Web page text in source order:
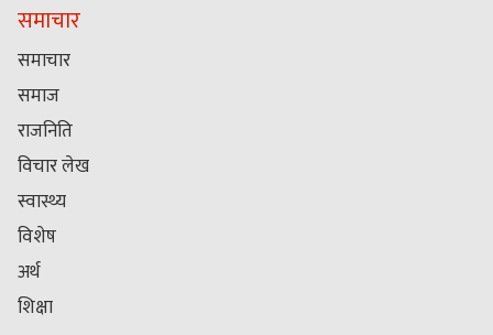
समाचार
समाचार
समाज
राजनिति
विचार लेख
स्वास्थ्य
विशेष
अर्थ
शिक्षा